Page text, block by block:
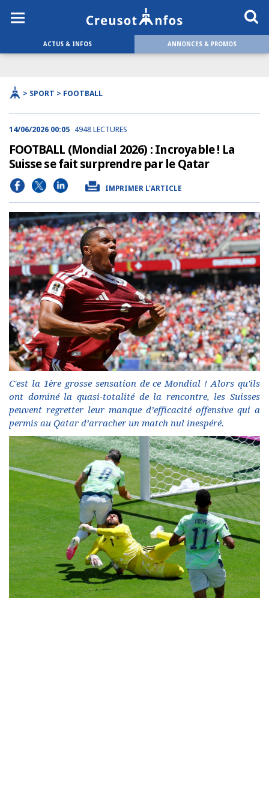
ACTUS & INFOS ANNONCES & PROMOS
> SPORT > FOOTBALL
14/06/2026 00:05 4948 LECTURES
FOOTBALL (Mondial 2026) : Incroyable ! La
Suisse se fait surprendre par le Qatar
IMPRIMER L'ARTICLE
C'est la 1ère grosse sensation de ce Mondial ! Alors qu'ils
ont dominé la quasi-totalité de la rencontre, les Suisses
peuvent regretter leur manque d’efficacité offensive qui a
permis au Qatar d’arracher un match nul inespéré.